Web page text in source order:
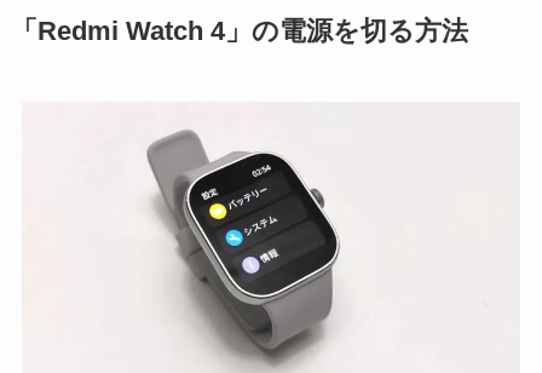
「Redmi Watch 4」の電源を切る方法